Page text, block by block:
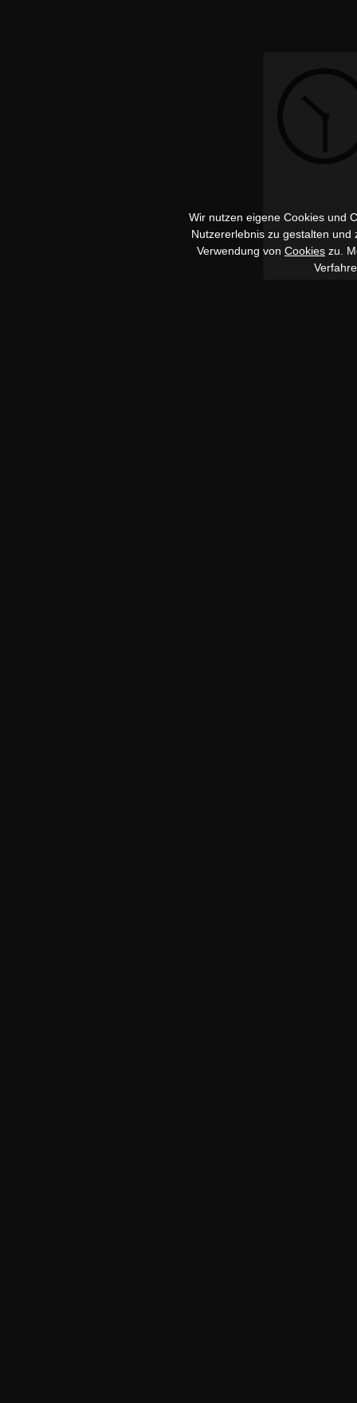
Wir nutzen eigene Cookies und
Nutzererlebnis zu gestalten
Verwendung von Cookies zu.